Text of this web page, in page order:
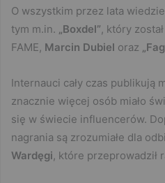
O wszystkim przez lata
tym m.in.
„Boxdel”, który
FAME, Marcin Dubiel oraz
Internauci cały czas publikują
znacznie więcej osób miało
się w świecie influencerów.
nagrania są zrozumiałe dla
Wardęgi, które przeprowadził